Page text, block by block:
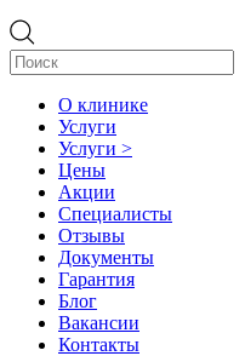
О клинике
Услуги
Услуги >
Цены
Акции
Специалисты
Отзывы
Документы
Гарантия
Блог
Вакансии
Контакты